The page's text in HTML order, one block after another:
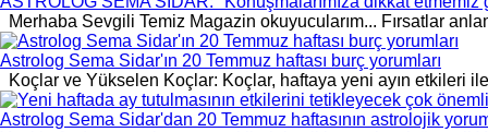
Merhaba Sevgili Temiz Magazin okuyucularım... Fırsatlar
Astrolog Sema Sidar'ın 20 Temmuz haftası burç yorumları
Koçlar ve Yükselen Koçlar: Koçlar, haftaya yeni ayın etkileri